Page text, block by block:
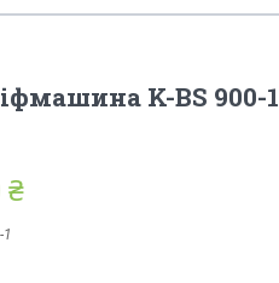
K-BS 900-1
₴
1